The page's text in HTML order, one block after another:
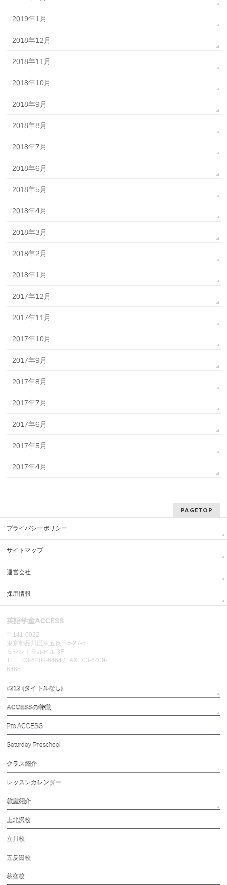
2019年1月
2018年12月
2018年11月
2018年10月
2018年9月
2018年8月
2018年7月
2018年6月
2018年5月
2018年4月
2018年3月
2018年2月
2018年1月
2017年12月
2017年11月
2017年10月
2017年9月
2017年8月
2017年7月
2017年6月
2017年5月
2017年4月
PAGETOP
プライバシーポリシー
サイトマップ
運営会社
採用情報
英語学童ACCESS
〒141-0022
東京都品川区東五反田5-27-5
５セントラルビル 3F
TEL : 03-6409-6464 / FAX : 03-6409-
6465
#212 (タイトルなし)
ACCESSの特徴
Pre ACCESS
Saturday Preschool
クラス紹介
レッスンカレンダー
教室紹介
上北沢校
立川校
五反田校
荻窪校